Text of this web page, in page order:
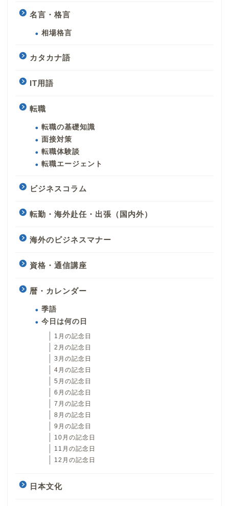
名言・格言
相場格言
カタカナ語
IT用語
転職
転職の基礎知識
面接対策
転職体験談
転職エージェント
ビジネスコラム
転勤・海外赴任・出張（国内外）
海外のビジネスマナー
資格・通信講座
暦・カレンダー
季語
今日は何の日
1月の記念日
2月の記念日
3月の記念日
4月の記念日
5月の記念日
6月の記念日
7月の記念日
8月の記念日
9月の記念日
10月の記念日
11月の記念日
12月の記念日
日本文化